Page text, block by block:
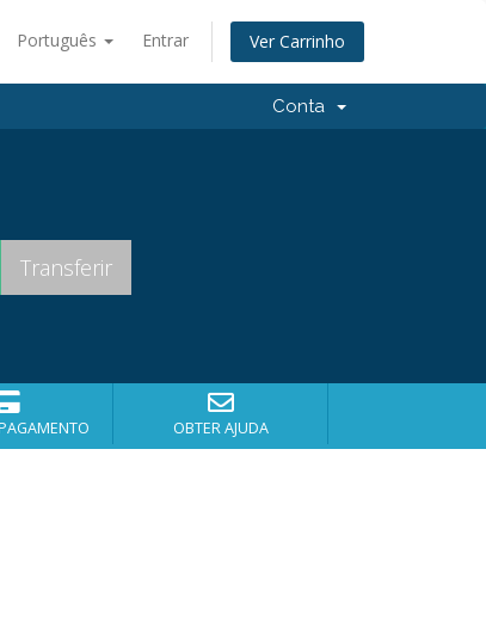
Português Entrar Ver Carrinho
Conta
OBTER AJUDA